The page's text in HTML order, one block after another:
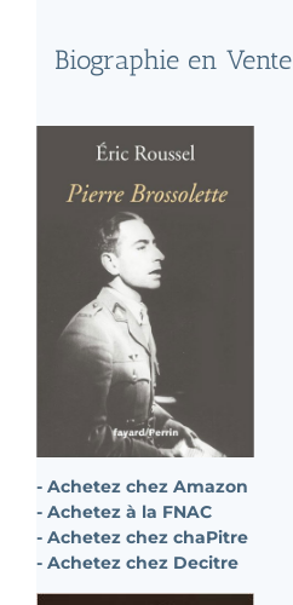
Biographie en Vente
- Achetez chez Amazon
- Achetez à la FNAC
- Achetez chez chaPitre
- Achetez chez Decitre